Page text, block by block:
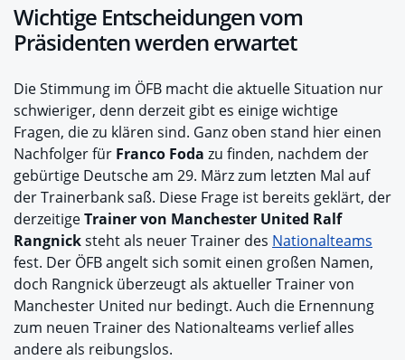
Wichtige Entscheidungen vom
Präsidenten werden erwartet
Die Stimmung im ÖFB macht die aktuelle Situation nur
schwieriger, denn derzeit gibt es einige wichtige
Fragen, die zu klären sind. Ganz oben stand hier einen
Nachfolger für Franco Foda zu finden, nachdem der
gebürtige Deutsche am 29. März zum letzten Mal auf
der Trainerbank saß. Diese Frage ist bereits geklärt, der
derzeitigeTrainer von Manchester United Ralf
Rangnicksteht als neuer Trainer des Nationalteams
fest. Der ÖFB angelt sich somit einen großen Namen,
doch Rangnick überzeugt als aktueller Trainer von
Manchester United nur bedingt. Auch die Ernennung
zum neuen Trainer des Nationalteams verlief alles
andere als reibungslos.